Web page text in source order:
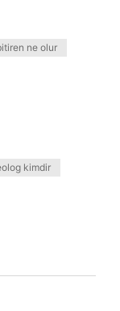
ne olur
kimdir